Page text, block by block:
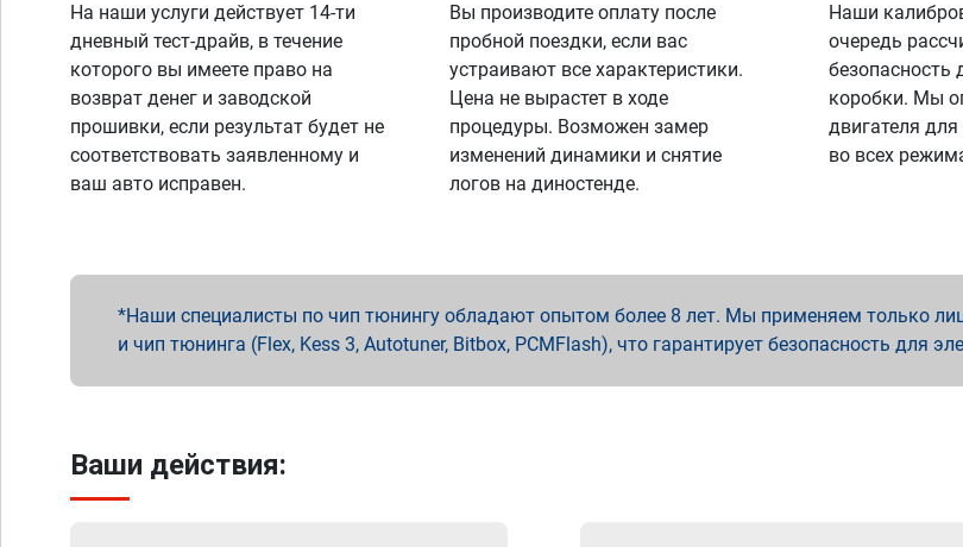
На наши услуги действует 14-ти
дневный тест-драйв, в течение
которого вы имеете право на
возврат денег и заводской
прошивки, если результат будет не
соответствовать заявленному и
ваш авто исправен.
Вы производите оплату после
пробной поездки, если вас
устраивают все характеристики.
Цена не вырастет в ходе
процедуры. Возможен замер
изменений динамики и снятие
логов на диностенде.
Наши
очередь
безопасность
коробки. Мы
двигателя
во всех
Наши специалисты по чип тюнингу обладают опытом более 8 лет. Мы применяем только
и чип тюнинга (Flex, Kess 3, Autotuner, Bitbox, PCMFlash), что гарантирует безопасность для
Ваши действия: